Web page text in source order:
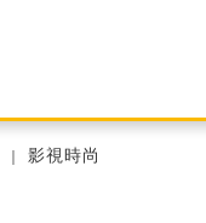
影視時尚